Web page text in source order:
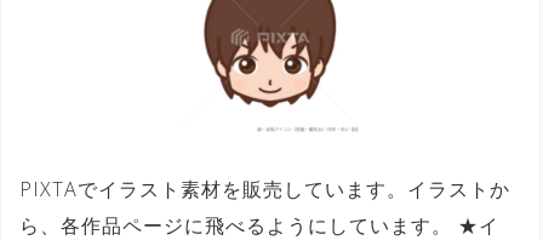
PIXTAでイラスト素材を販売しています。イラストか
ら、各作品ページに飛べるようにしています。 ★イ